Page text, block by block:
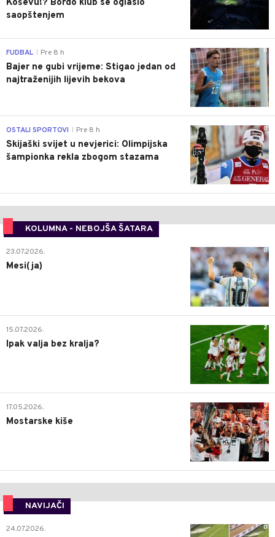
Koševu!? Bordo klub se oglasio
saopštenjem
0
FUDBAL Pre 8 h
Bajer ne gubi vrijeme: Stigao jedan od
najtraženijih lijevih bekova
0
OSTALI SPORTOVI Pre 8 h
Skijaški svijet u nevjerici: Olimpijska
šampionka rekla zbogom stazama
KOLUMNA - NEBOJŠA ŠATARA
0
23.07.2026.
Mesi(ja)
2
15.07.2026.
Ipak valja bez kralja?
0
17.05.2026.
Mostarske kiše
NAVIJAČI
0
24.07.2026.